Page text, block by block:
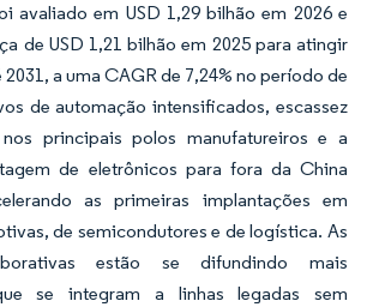
avaliado em USD 1,29 bilhão em 2026 e
de USD 1,21 bilhão em 2025 para atingir
2031, a uma CAGR de 7,24% no período de
de automação intensificados, escassez
principais polos manufatureiros e a
de eletrônicos para fora da China
as primeiras implantações em
de semicondutores e de logística. As
estão se difundindo mais
se integram a linhas legadas sem